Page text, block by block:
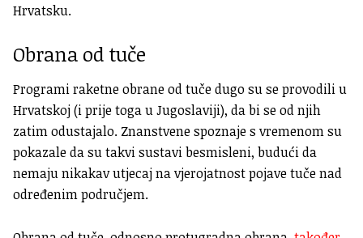
Hrvatsku.
Obrana od tuče
Programi raketne obrane od tuče dugo su se provodili u
Hrvatskoj (i prije toga u Jugoslaviji), da bi se od njih
zatim odustajalo. Znanstvene spoznaje s vremenom su
pokazale da su takvi sustavi besmisleni, budući da
nemaju nikakav utjecaj na vjerojatnost pojave tuče nad
određenim područjem.